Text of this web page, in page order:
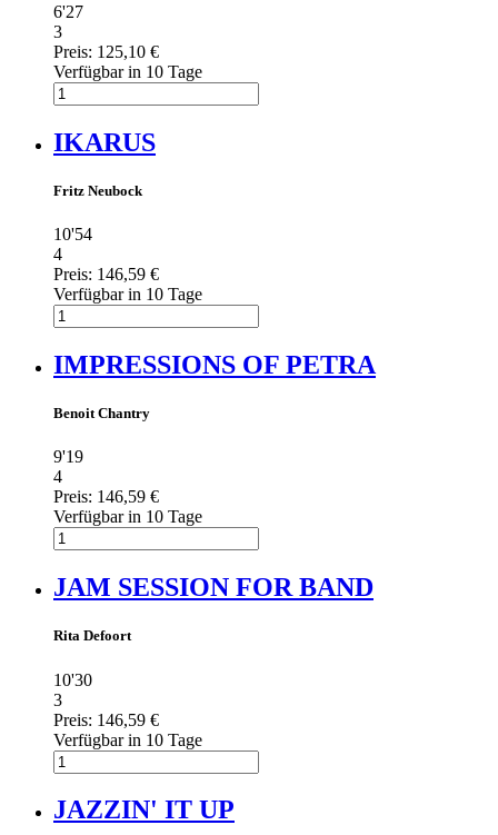
6'27
3
Preis: 125,10 €
Verfügbar in 10 Tage
IKARUS
Fritz Neubock
10'54
4
Preis: 146,59 €
Verfügbar in 10 Tage
IMPRESSIONS OF PETRA
Benoit Chantry
9'19
4
Preis: 146,59 €
Verfügbar in 10 Tage
JAM SESSION FOR BAND
Rita Defoort
10'30
3
Preis: 146,59 €
Verfügbar in 10 Tage
JAZZIN' IT UP